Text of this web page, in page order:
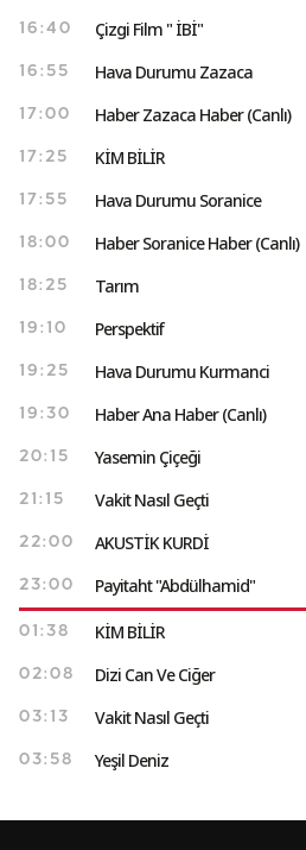
16:40 Çizgi Film " İBİ"
16:55 Hava Durumu Zazaca
17:00 Haber Zazaca Haber (Canlı)
17:25 KİM BİLİR
17:55 Hava Durumu Soranice
18:00 Haber Soranice Haber (Canlı)
18:25 Tarım
19:10 Perspektif
19:25 Hava Durumu Kurmanci
19:30 Haber Ana Haber (Canlı)
20:15 Yasemin Çiçeği
21:15 Vakit Nasıl Geçti
22:00 AKUSTİK KURDİ
23:00 Payitaht "Abdülhamid"
01:38 KİM BİLİR
02:08 Dizi Can Ve Ciğer
03:13 Vakit Nasıl Geçti
03:58 Yeşil Deniz